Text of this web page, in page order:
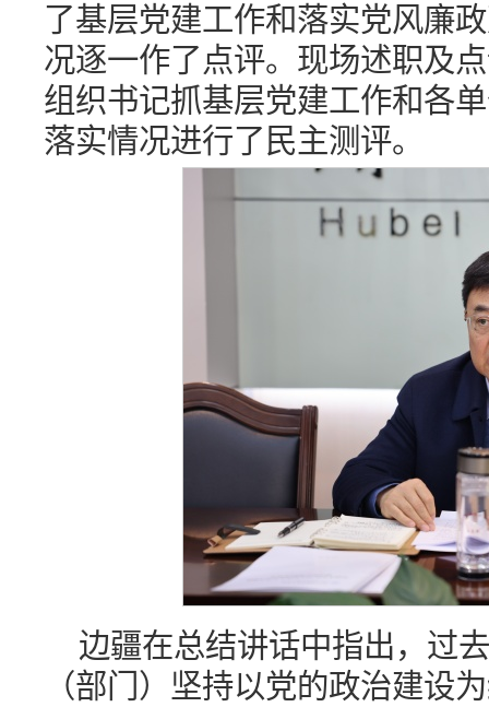
了基层党建工作和落实党风廉
况逐一作了点评。现场述职及
组织书记抓基层党建工作和各
落实情况进行了民主测评。
边疆在总结讲话中指出，过
（部门）坚持以党的政治建设